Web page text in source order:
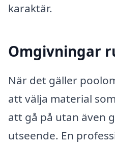
karaktär.
Omgivningar
När det gäller
att välja material
att gå på utan även
utseende. En